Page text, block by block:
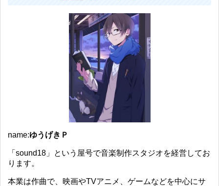
name:ゆうげきＰ
「sound18」という屋号で音楽制作スタジオを経営してお
ります。
本業は作曲で、映画やTVアニメ、ゲームなどを中心にサ